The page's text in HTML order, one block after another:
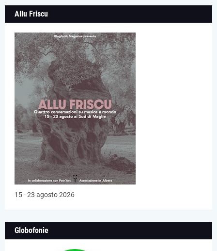
Allu Friscu
15 - 23 agosto 2026
Globofonie